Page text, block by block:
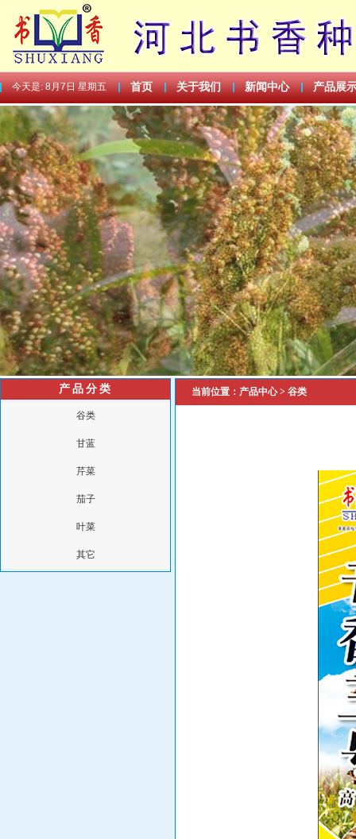
今天是:8月7日 星期五 首页 关于我们 新闻中心 产品展
产品分类
谷类
甘蓝
芹菜
茄子
叶菜
其它
当前位置： 产品中心> 谷类